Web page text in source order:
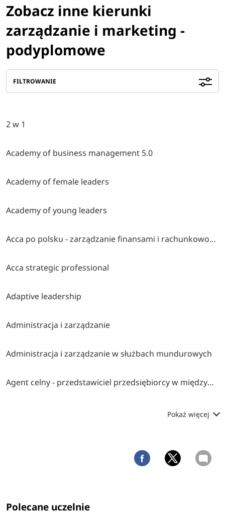
Zobacz inne kierunki
zarządzanie i marketing -
podyplomowe
FILTROWANIE
2 w 1
Academy of business management 5.0
Academy of female leaders
Academy of young leaders
Acca po polsku - zarządzanie finansami i rachunkowość w środowisku międzynarodowym
Acca strategic professional
Adaptive leadership
Administracja i zarządzanie
Administracja i zarządzanie w służbach mundurowych
Agent celny - przedstawiciel przedsiębiorcy w międzynarodowym obrocie towarowym
Pokaż więcej
Polecane uczelnie